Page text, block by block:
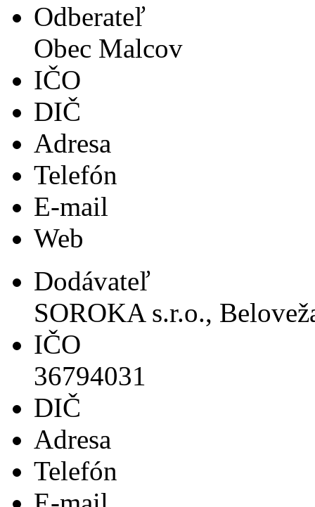
Odberateľ
Obec Malcov
IČO
DIČ
Adresa
Telefón
E-mail
Web
Dodávateľ
SOROKA s.r.o.,
IČO
36794031
DIČ
Adresa
Telefón